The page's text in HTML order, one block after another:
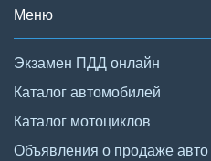
Меню
Экзамен ПДД онлайн
Каталог автомобилей
Каталог мотоциклов
Объявления о продаже авто